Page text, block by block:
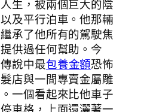
生，被兩個巨大的陰
及平行泊車。他那輛
承了他所有的駕駛焦
供過任何幫助。今
說中最包養金額恐怖
店與一間專賣金屬雕
一個看起來比他車子